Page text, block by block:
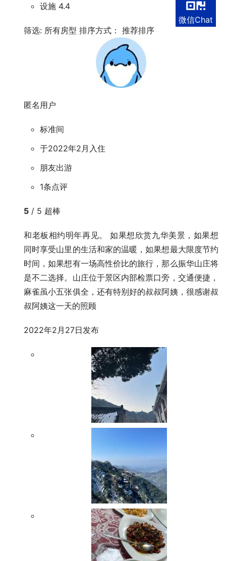
设施 4.4
筛选: 所有房型 排序方式： 推荐排序
匿名用户
标准间
于2022年2月入住
朋友出游
1条点评
5 / 5 超棒
和老板相约明年再见。 如果想欣赏九华美景，如果想
同时享受山里的生活和家的温暖，如果想最大限度节约
时间，如果想有一场高性价比的旅行，那么振华山庄将
是不二选择。山庄位于景区内部检票口旁，交通便捷，
麻雀虽小五张俱全，还有特别好的叔叔阿姨，很感谢叔
叔阿姨这一天的照顾
2022年2月27日发布
微信Chat